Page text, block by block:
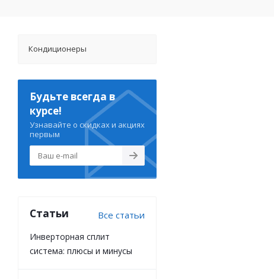
Кондиционеры
Будьте всегда в
курсе!
Узнавайте о скидках и акциях
первым
Статьи Все статьи
Инверторная сплит
система: плюсы и минусы